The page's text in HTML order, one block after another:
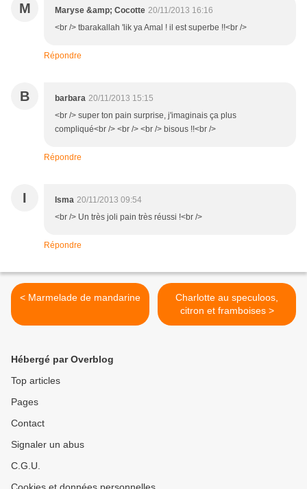
M Maryse &amp; Cocotte 20/11/2013 16:16
<br /> tbarakallah 'lik ya Amal ! il est superbe !!<br />
Répondre
B barbara 20/11/2013 15:15
<br /> super ton pain surprise, j'imaginais ça plus
compliqué<br /> <br /> <br /> bisous !!<br />
Répondre
I Isma 20/11/2013 09:54
<br /> Un très joli pain très réussi !<br />
Répondre
< Marmelade de mandarine
Charlotte au speculoos,
citron et framboises >
Hébergé par Overblog
Top articles
Pages
Contact
Signaler un abus
C.G.U.